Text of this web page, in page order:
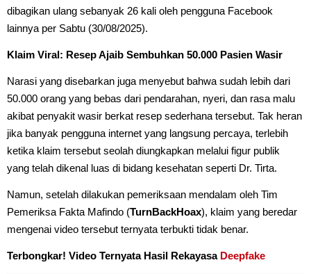
dibagikan ulang sebanyak 26 kali oleh pengguna Facebook
lainnya per Sabtu (30/08/2025).
Klaim Viral: Resep Ajaib Sembuhkan 50.000 Pasien Wasir
Narasi yang disebarkan juga menyebut bahwa sudah lebih dari
50.000 orang yang bebas dari pendarahan, nyeri, dan rasa malu
akibat penyakit wasir berkat resep sederhana tersebut. Tak heran
jika banyak pengguna internet yang langsung percaya, terlebih
ketika klaim tersebut seolah diungkapkan melalui figur publik
yang telah dikenal luas di bidang kesehatan seperti Dr. Tirta.
Namun, setelah dilakukan pemeriksaan mendalam oleh Tim
Pemeriksa Fakta Mafindo (TurnBackHoax), klaim yang beredar
mengenai video tersebut ternyata terbukti tidak benar.
Terbongkar! Video Ternyata Hasil Rekayasa Deepfake